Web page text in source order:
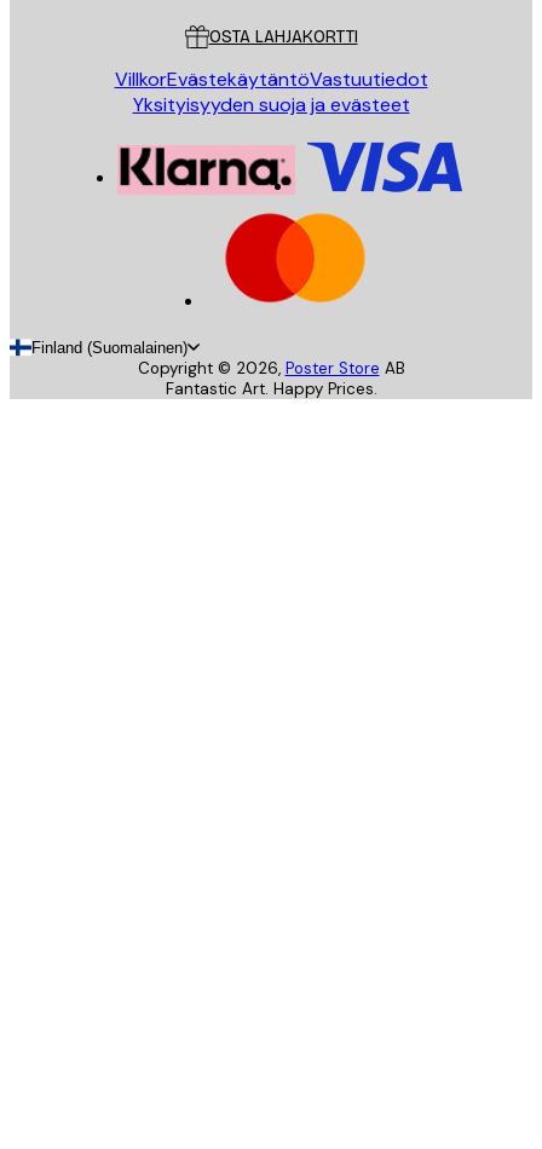
OSTA LAHJAKORTTI
VillkorEvästekäytäntöVastuutiedot
Yksityisyyden suoja ja evästeet
Finland (Suomalainen)
Copyright © 2026, Poster Store AB
Fantastic Art. Happy Prices.